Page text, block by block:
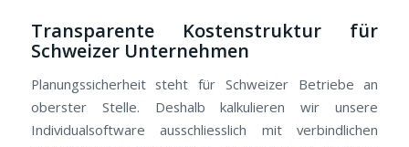
Transparente Kostenstruktur für
Schweizer Unternehmen
Planungssicherheit steht für Schweizer Betriebe an
oberster Stelle. Deshalb kalkulieren wir unsere
Individualsoftware ausschliesslich mit verbindlichen